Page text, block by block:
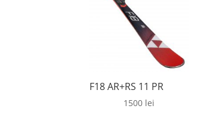
F18 AR+RS 11 PR
1500 lei